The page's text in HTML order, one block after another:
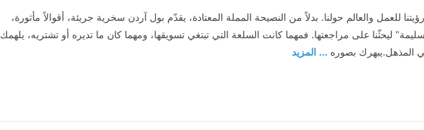
للعمل والعالم حولنا. بدلاً من النصيحة المملة المعتادة، يقدّم بول آردن سخرية جريئة، أقوالاً مأثورة،
ليحثّنا على مراجعتها. فمهما كانت السلعة التي تبتغي تسويقها، ومهما كان ما تديره أو تشتريه، يلهمك
المذهل.يبهرك بصوره ... المزيد